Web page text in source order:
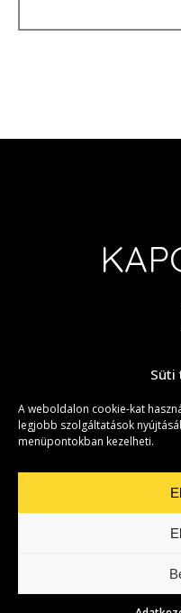
Süti
A weboldalon cookie-kat
legjobb szolgáltatások
menüpontokban kezelheti.